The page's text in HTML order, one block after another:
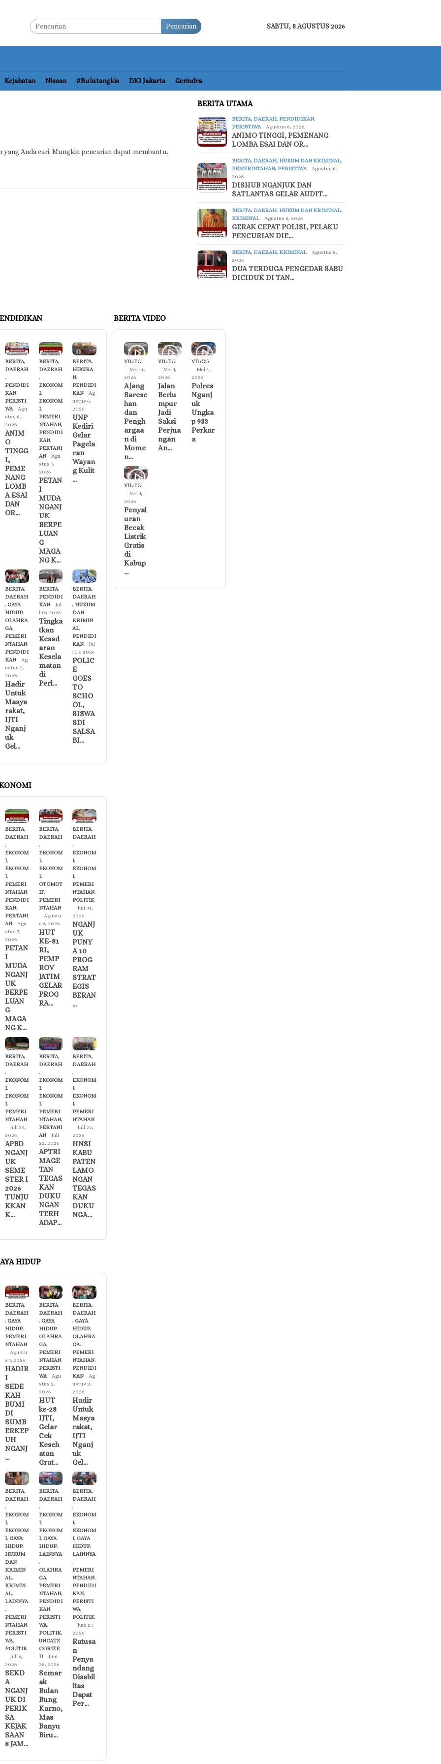
Pencarian SABTU, 8 AGUSTUS 2026
Kejahatan Nissan #bulutangkis DKI Jakarta Gerindra
Anda cari. Mungkin pencarian dapat membantu.
BERITA UTAMA
BERITA, DAERAH, PENDIDIKAN,
PERISTIWA
Agustus 8, 2026
ANIMO TINGGI, PEMENANG
LOMBA ESAI DAN OR…
BERITA, DAERAH, HUKUM DAN KRIMINAL,
PEMERINTAHAN, PERISTIWA
Agustus 8,
2026
DISHUB NGANJUK DAN
SATLANTAS GELAR AUDIT…
BERITA, DAERAH, HUKUM DAN KRIMINAL,
KRIMINAL
Agustus 8, 2026
GERAK CEPAT POLISI, PELAKU
PENCURIAN DIE…
BERITA, DAERAH, KRIMINAL
Agustus 8,
2026
DUA TERDUGA PENGEDAR SABU
DICIDUK DI TAN…
BERITA,
DAERAH
,
PENDIDI
KAN,
PERISTI
WA
Agu
stus 8,
2026
ANIM
O
TINGG
I,
PEME
NANG
LOMB
A ESAI
DAN
OR…
BERITA,
DAERAH
,
EKONOM
I,
EKONOM
I,
PEMERI
NTAHAN,
PENDIDI
KAN,
PERTANI
AN
Agu
stus 7,
2026
PETAN
I
MUDA
NGANJ
UK
BERPE
LUAN
G
MAGA
NG K…
BERITA,
HIBURA
N,
PENDIDI
KAN
Ag
ustus 6,
2026
UNP
Kediri
Gelar
Pagela
ran
Wayan
g Kulit
…
BERITA,
DAERAH
, GAYA
HIDUP,
OLAHRA
GA,
PEMERI
NTAHAN,
PENDIDI
KAN
Ag
ustus 2,
2026
Hadir
Untuk
Masya
rakat,
IJTI
Nganj
uk
Gel…
BERITA,
PENDIDI
KAN
Jul
i 19, 2026
Tingka
tkan
Kesad
aran
Kesela
matan
di
Perl…
BERITA,
DAERAH
, HUKUM
DAN
KRIMIN
AL,
PENDIDI
KAN
Jul
i 15, 2026
POLIC
E
GOES
TO
SCHO
OL,
SISWA
SDI
SALSA
BI…
BERITA,
DAERAH
,
EKONOM
I,
EKONOM
I,
PEMERI
NTAHAN,
PENDIDI
KAN,
PERTANI
AN
Agu
stus 7,
2026
PETAN
I
MUDA
NGANJ
UK
BERPE
LUAN
G
MAGA
NG K…
BERITA,
DAERAH
,
EKONOM
I,
EKONOM
I,
OTOMOT
IF,
PEMERI
NTAHAN
Agustu
s 6, 2026
HUT
KE-81
RI,
PEMP
ROV
JATIM
GELAR
PROG
RA…
BERITA,
DAERAH
,
EKONOM
I,
EKONOM
I,
PEMERI
NTAHAN,
POLITIK
Juli 31,
2026
NGANJ
UK
PUNY
A 10
PROG
RAM
STRAT
EGIS
BERAN
…
BERITA,
DAERAH
,
EKONOM
I,
EKONOM
I,
PEMERI
NTAHAN
Juli 22,
2026
APBD
NGANJ
UK
SEME
STER I
2026
TUNJU
KKAN
K…
BERITA,
DAERAH
,
EKONOM
I,
EKONOM
I,
PEMERI
NTAHAN,
PERTANI
AN
Juli
22, 2026
APTRI
MAGE
TAN
TEGAS
KAN
DUKU
NGAN
TERH
ADAP…
BERITA,
DAERAH
,
EKONOM
I,
EKONOM
I,
PEMERI
NTAHAN
Juli 22,
2026
HNSI
KABU
PATEN
LAMO
NGAN
TEGAS
KAN
DUKU
NGA…
HIDUP
BERITA,
DAERAH
, GAYA
HIDUP,
PEMERI
NTAHAN
Agustu
s 7, 2026
HADIR
I
SEDE
KAH
BUMI
DI
SUMB
ERKEP
UH
NGANJ
…
BERITA,
DAERAH
, GAYA
HIDUP,
OLAHRA
GA,
PEMERI
NTAHAN,
PERISTI
WA
Agu
stus 2,
2026
HUT
ke-28
IJTI,
Gelar
Cek
Keseh
atan
Grat…
BERITA,
DAERAH
, GAYA
HIDUP,
OLAHRA
GA,
PEMERI
NTAHAN,
PENDIDI
KAN
Ag
ustus 2,
2026
Hadir
Untuk
Masya
rakat,
IJTI
Nganj
uk
Gel…
BERITA,
DAERAH
,
EKONOM
I,
EKONOM
I, GAYA
HIDUP,
HUKUM
DAN
KRIMIN
AL,
KRIMIN
AL,
LAINNYA
,
PEMERI
NTAHAN,
PERISTI
WA,
POLITIK
Juli 6,
2026
SEKD
A
NGANJ
UK DI
PERIK
SA
KEJAK
SAAN
8 JAM…
BERITA,
DAERAH
,
EKONOM
I,
EKONOM
I, GAYA
HIDUP,
LAINNYA
,
OLAHRA
GA,
PEMERI
NTAHAN,
PENDIDI
KAN,
PERISTI
WA,
POLITIK,
UNCATE
GORIZE
D
Juni
28, 2026
Semar
ak
Bulan
Bung
Karno,
Mas
Banyu
Biru…
BERITA,
DAERAH
,
EKONOM
I,
EKONOM
I, GAYA
HIDUP,
LAINNYA
,
PEMERI
NTAHAN,
PENDIDI
KAN,
PERISTI
WA,
POLITIK
Juni 27,
2026
Ratusa
n
Penya
ndang
Disabil
itas
Dapat
Per…
BERITA VIDEO
VIDEO
Mei 11,
2026
Ajang
Sarese
han
dan
Pengh
argaa
n di
Mome
n…
VIDEO
Mei 4,
2026
Jalan
Berlu
mpur
Jadi
Saksi
Perjua
ngan
An…
VIDEO
Mei 4,
2026
Polres
Nganj
uk
Ungka
p 933
Perkar
a
VIDEO
Mei 4,
2026
Penyal
uran
Becak
Listrik
Gratis
di
Kabup
…